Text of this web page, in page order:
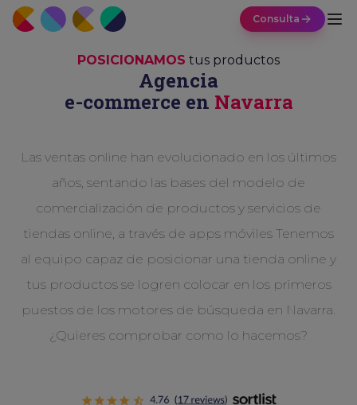
Consulta
POSICIONAMOS tus productos
Agencia
e-commerce en Navarra
Las ventas online han evolucionado en los últimos
años, sentando las bases del modelo de
comercialización de productos y servicios de
tiendas online, a través de apps móviles Tenemos
al equipo capaz de posicionar una tienda online y
tus productos se logren colocar en los primeros
puestos de los motores de búsqueda en Navarra.
¿Quieres comprobar como lo hacemos?